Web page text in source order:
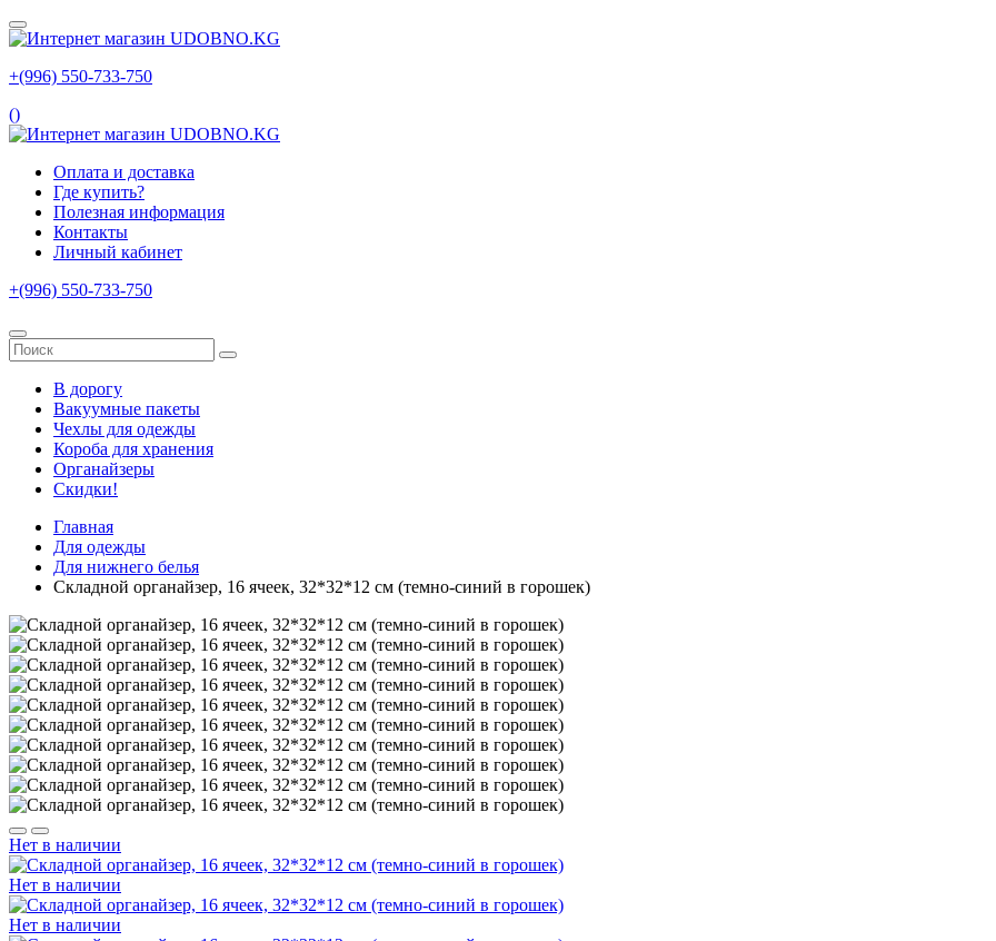
+(996) 550‑733‑750
()
Оплата и доставка
Где купить?
Полезная информация
Контакты
Личный кабинет
+(996) 550‑733‑750
В дорогу
Вакуумные пакеты
Чехлы для одежды
Короба для хранения
Органайзеры
Скидки!
Главная
Для одежды
Для нижнего белья
Складной органайзер, 16 ячеек, 32*32*12 см (темно-синий в горошек)
Нет в наличии
Нет в наличии
Нет в наличии